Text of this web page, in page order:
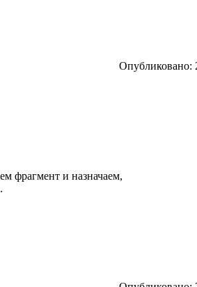
Опубликовано:
фрагмент и назначаем,